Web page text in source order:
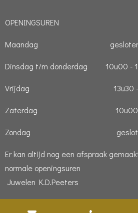
OPENINGSUREN
Maandag
Dinsdag t/m donderdag 10u00 -
Vrijdag 13u30 -
Zaterdag 10u00 -
Zondag
Er kan altijd nog een afspraak
normale openingsuren
Juwelen K.D.Peeters